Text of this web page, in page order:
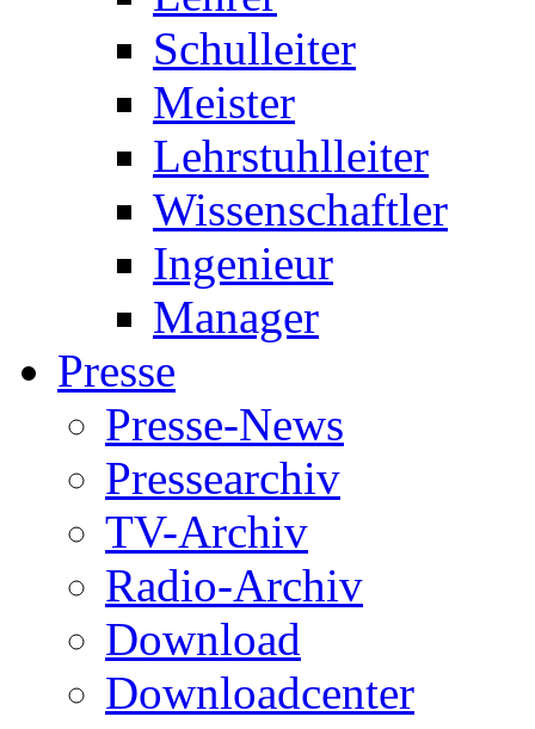
Schulleiter
Meister
Lehrstuhlleiter
Wissenschaftler
Ingenieur
Manager
Presse
Presse-News
Pressearchiv
TV-Archiv
Radio-Archiv
Download
Downloadcenter